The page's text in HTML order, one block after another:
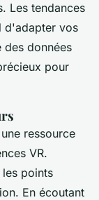
Les tendances
d'adapter vos
des données
pour
ressource
VR.
points
En écoutant